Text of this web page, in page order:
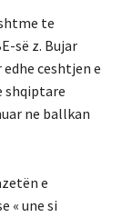
te
së z. Bujar
ceshtjen e
shqiptare
ne ballkan
e
« une si